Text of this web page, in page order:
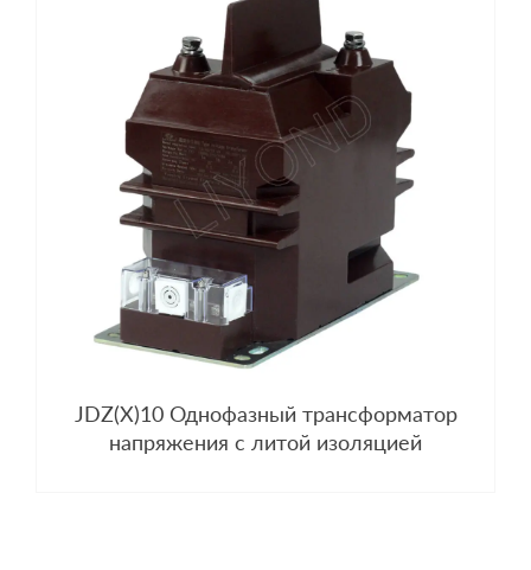
JDZ(X)10 Однофазный трансформатор
напряжения с литой изоляцией